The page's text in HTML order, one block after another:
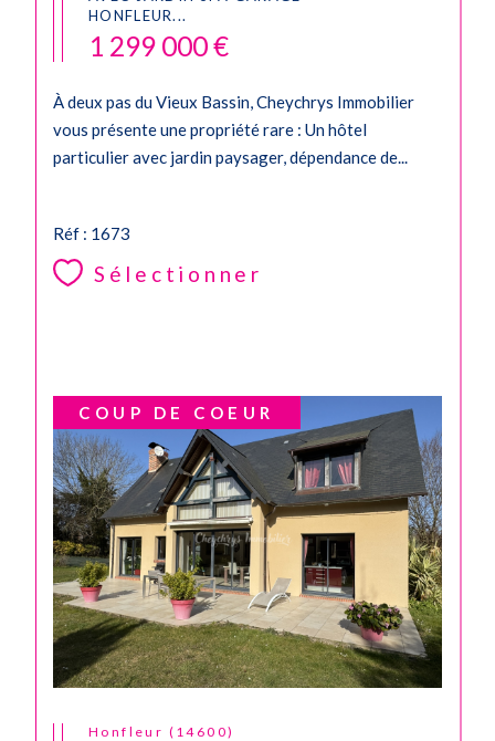
HONFLEUR...
1 299 000 €
À deux pas du Vieux Bassin, Cheychrys Immobilier
vous présente une propriété rare : Un hôtel
particulier avec jardin paysager, dépendance de...
Réf : 1673
Sélectionner
COUP DE COEUR
Honfleur (14600)